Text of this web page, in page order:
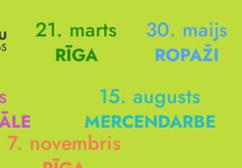
21. marts
RĪGA
30. maijs
ROPAŽI
15. augusts
MERCENDARBE
7. novembris